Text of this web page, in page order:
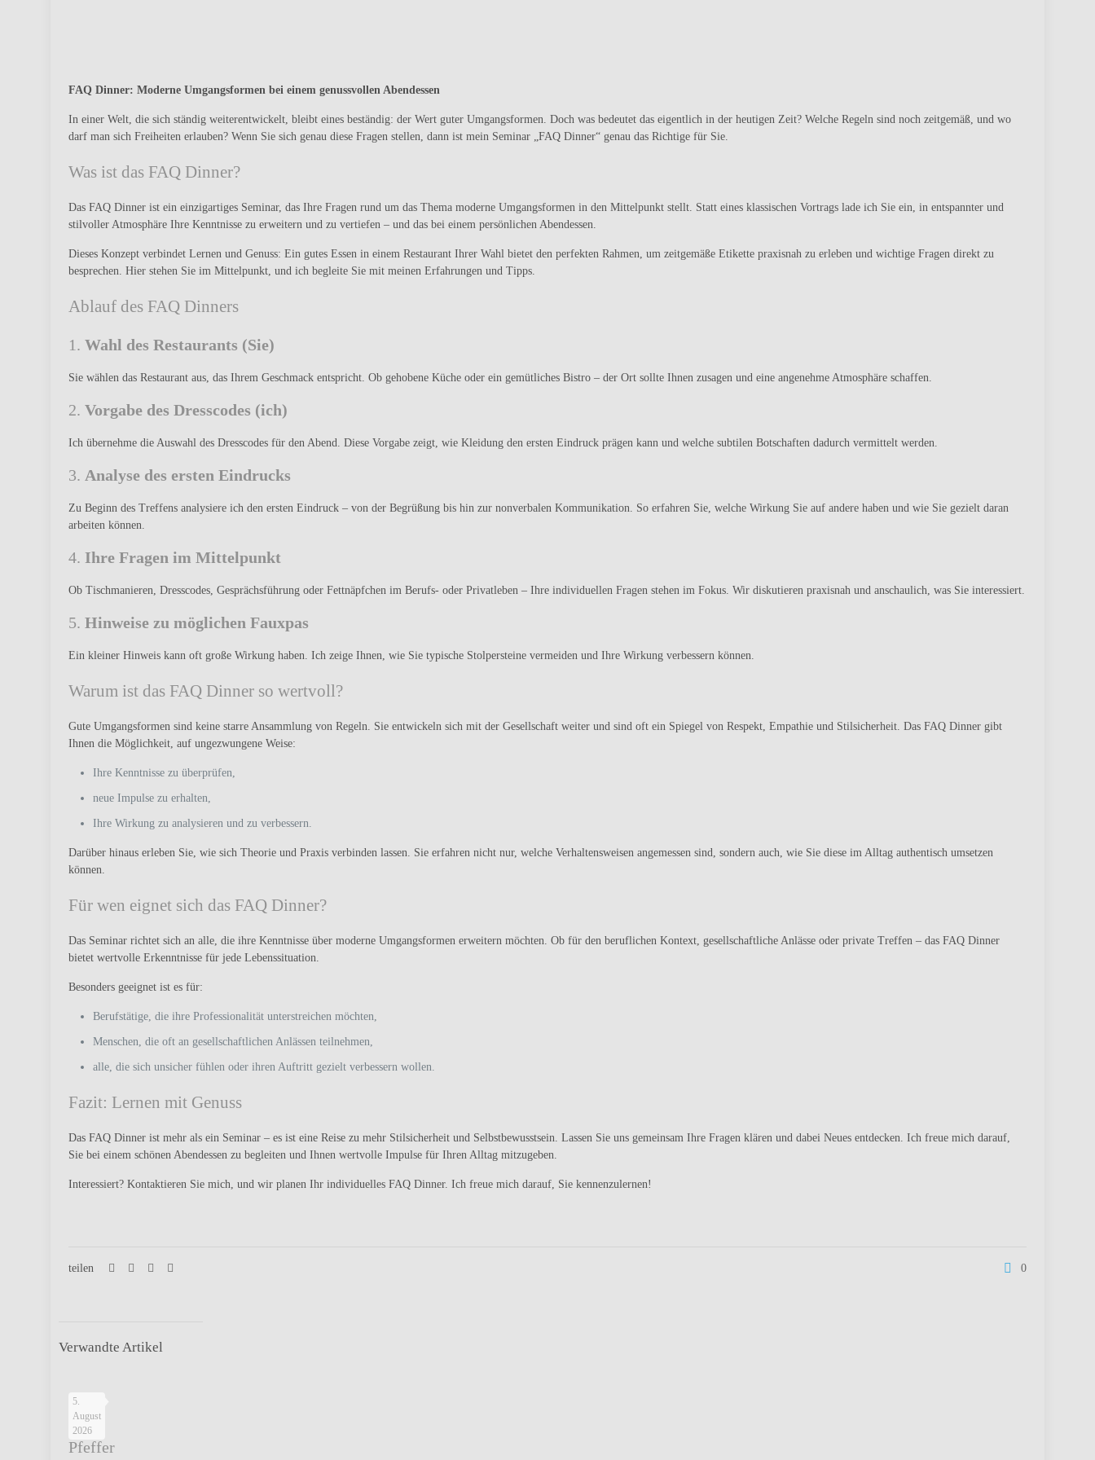
FAQ Dinner: Moderne Umgangsformen bei einem genussvollen Abendessen
In einer Welt, die sich ständig weiterentwickelt, bleibt eines beständig: der Wert guter Umgangsformen. Doch was bedeutet das eigentlich in der heutigen Zeit? Welche Regeln sind noch zeitgemäß, und wo
darf man sich Freiheiten erlauben? Wenn Sie sich genau diese Fragen stellen, dann ist mein Seminar „FAQ Dinner“ genau das Richtige für Sie.
Was ist das FAQ Dinner?
Das FAQ Dinner ist ein einzigartiges Seminar, das Ihre Fragen rund um das Thema moderne Umgangsformen in den Mittelpunkt stellt. Statt eines klassischen Vortrags lade ich Sie ein, in entspannter und
stilvoller Atmosphäre Ihre Kenntnisse zu erweitern und zu vertiefen – und das bei einem persönlichen Abendessen.
Dieses Konzept verbindet Lernen und Genuss: Ein gutes Essen in einem Restaurant Ihrer Wahl bietet den perfekten Rahmen, um zeitgemäße Etikette praxisnah zu erleben und wichtige Fragen direkt zu
besprechen. Hier stehen Sie im Mittelpunkt, und ich begleite Sie mit meinen Erfahrungen und Tipps.
Ablauf des FAQ Dinners
1. Wahl des Restaurants (Sie)
Sie wählen das Restaurant aus, das Ihrem Geschmack entspricht. Ob gehobene Küche oder ein gemütliches Bistro – der Ort sollte Ihnen zusagen und eine angenehme Atmosphäre schaffen.
2. Vorgabe des Dresscodes (ich)
Ich übernehme die Auswahl des Dresscodes für den Abend. Diese Vorgabe zeigt, wie Kleidung den ersten Eindruck prägen kann und welche subtilen Botschaften dadurch vermittelt werden.
3. Analyse des ersten Eindrucks
Zu Beginn des Treffens analysiere ich den ersten Eindruck – von der Begrüßung bis hin zur nonverbalen Kommunikation. So erfahren Sie, welche Wirkung Sie auf andere haben und wie Sie gezielt daran
arbeiten können.
4. Ihre Fragen im Mittelpunkt
Ob Tischmanieren, Dresscodes, Gesprächsführung oder Fettnäpfchen im Berufs- oder Privatleben – Ihre individuellen Fragen stehen im Fokus. Wir diskutieren praxisnah und anschaulich, was Sie interessiert.
5. Hinweise zu möglichen Fauxpas
Ein kleiner Hinweis kann oft große Wirkung haben. Ich zeige Ihnen, wie Sie typische Stolpersteine vermeiden und Ihre Wirkung verbessern können.
Warum ist das FAQ Dinner so wertvoll?
Gute Umgangsformen sind keine starre Ansammlung von Regeln. Sie entwickeln sich mit der Gesellschaft weiter und sind oft ein Spiegel von Respekt, Empathie und Stilsicherheit. Das FAQ Dinner gibt
Ihnen die Möglichkeit, auf ungezwungene Weise:
Ihre Kenntnisse zu überprüfen,
neue Impulse zu erhalten,
Ihre Wirkung zu analysieren und zu verbessern.
Darüber hinaus erleben Sie, wie sich Theorie und Praxis verbinden lassen. Sie erfahren nicht nur, welche Verhaltensweisen angemessen sind, sondern auch, wie Sie diese im Alltag authentisch umsetzen
können.
Für wen eignet sich das FAQ Dinner?
Das Seminar richtet sich an alle, die ihre Kenntnisse über moderne Umgangsformen erweitern möchten. Ob für den beruflichen Kontext, gesellschaftliche Anlässe oder private Treffen – das FAQ Dinner
bietet wertvolle Erkenntnisse für jede Lebenssituation.
Besonders geeignet ist es für:
Berufstätige, die ihre Professionalität unterstreichen möchten,
Menschen, die oft an gesellschaftlichen Anlässen teilnehmen,
alle, die sich unsicher fühlen oder ihren Auftritt gezielt verbessern wollen.
Fazit: Lernen mit Genuss
Das FAQ Dinner ist mehr als ein Seminar – es ist eine Reise zu mehr Stilsicherheit und Selbstbewusstsein. Lassen Sie uns gemeinsam Ihre Fragen klären und dabei Neues entdecken. Ich freue mich darauf,
Sie bei einem schönen Abendessen zu begleiten und Ihnen wertvolle Impulse für Ihren Alltag mitzugeben.
Interessiert? Kontaktieren Sie mich, und wir planen Ihr individuelles FAQ Dinner. Ich freue mich darauf, Sie kennenzulernen!
teilen 0
Verwandte Artikel
5.
August
2026
Salz
und
Pfeffer